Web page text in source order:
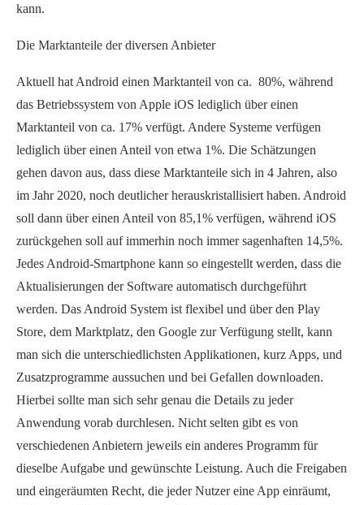
kann.
Die Marktanteile der diversen Anbieter
Aktuell hat Android einen Marktanteil von ca. 80%, während
das Betriebssystem von Apple iOS lediglich über einen
Marktanteil von ca. 17% verfügt. Andere Systeme verfügen
lediglich über einen Anteil von etwa 1%. Die Schätzungen
gehen davon aus, dass diese Marktanteile sich in 4 Jahren, also
im Jahr 2020, noch deutlicher herauskristallisiert haben. Android
soll dann über einen Anteil von 85,1% verfügen, während iOS
zurückgehen soll auf immerhin noch immer sagenhaften 14,5%.
Jedes Android-Smartphone kann so eingestellt werden, dass die
Aktualisierungen der Software automatisch durchgeführt
werden. Das Android System ist flexibel und über den Play
Store, dem Marktplatz, den Google zur Verfügung stellt, kann
man sich die unterschiedlichsten Applikationen, kurz Apps, und
Zusatzprogramme aussuchen und bei Gefallen downloaden.
Hierbei sollte man sich sehr genau die Details zu jeder
Anwendung vorab durchlesen. Nicht selten gibt es von
verschiedenen Anbietern jeweils ein anderes Programm für
dieselbe Aufgabe und gewünschte Leistung. Auch die Freigaben
und eingeräumten Recht, die jeder Nutzer eine App einräumt,